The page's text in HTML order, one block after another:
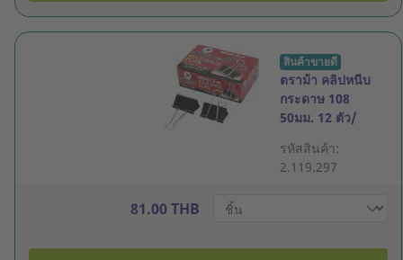
สินค้าขายดี
ตราม้า คลิปหนีบ
กระดาษ 108
50มม. 12 ตัว/
รหัสสินค้า:
2.119.297
81.00 THB